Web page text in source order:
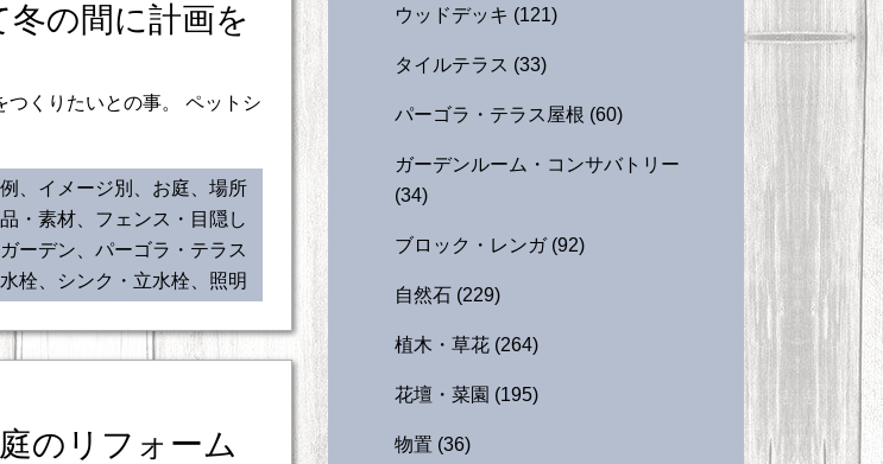
の間に計画を
くりたいとの事。 ペットシ
、イメージ別、お庭、場所
・素材、フェンス・目隠し
ーデン、パーゴラ・テラス
栓、シンク・立水栓、照明
のリフォーム
ウッドデッキ (121)
タイルテラス (33)
パーゴラ・テラス屋根 (60)
ガーデンルーム・コンサバトリー
(34)
ブロック・レンガ (92)
自然石 (229)
植木・草花 (264)
花壇・菜園 (195)
物置 (36)